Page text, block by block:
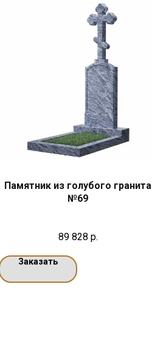
Памятник из голубого гранита
№69
89 828 р.
Заказать